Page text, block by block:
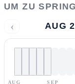
UM ZU
‹ AUG
AUG SEP